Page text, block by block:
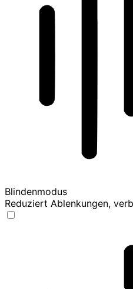
Blindenmodus
Reduziert Ablenkungen,